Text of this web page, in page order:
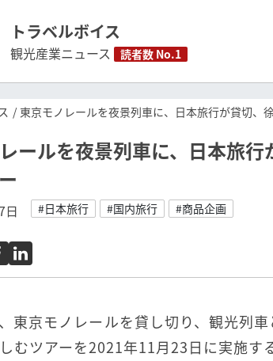
トラベルボイス
観光産業ニュース 読者数 No.1
東京モノレールを夜景列車に、日本旅行が貸切、
ールを夜景列車に、日本旅
日 #日本旅行 #国内旅行 #商品企画
東京モノレールを貸し切り、観光列
むツアーを2021年11月23日に実施す